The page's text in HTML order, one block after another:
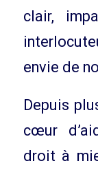
clair,
envie de
Depuis
cœur
droit à